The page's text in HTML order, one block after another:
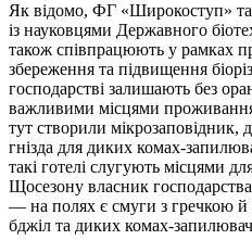
Як відомо, ФГ «Широкоступ» та
із науковцями Державного
також співпрацюють у рамках
збереження та підвищення
господарстві залишають без
важливими місцями
тут створили мікрозаповідник,
гнізда для диких комах-
такі готелі слугують місцями
Щосезону власник
— на полях є смуги з гречкою
бджіл та диких комах-